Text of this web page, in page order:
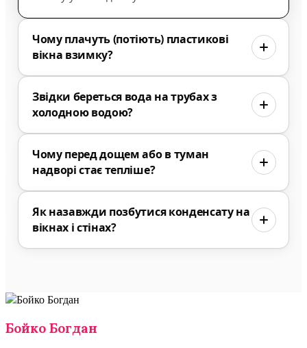
Чому плачуть (потіють) пластикові
вікна взимку?
Звідки береться вода на трубах з
холодною водою?
Чому перед дощем або в туман
надворі стає тепліше?
Як назавжди позбутися конденсату на
вікнах і стінах?
Бойко Богдан